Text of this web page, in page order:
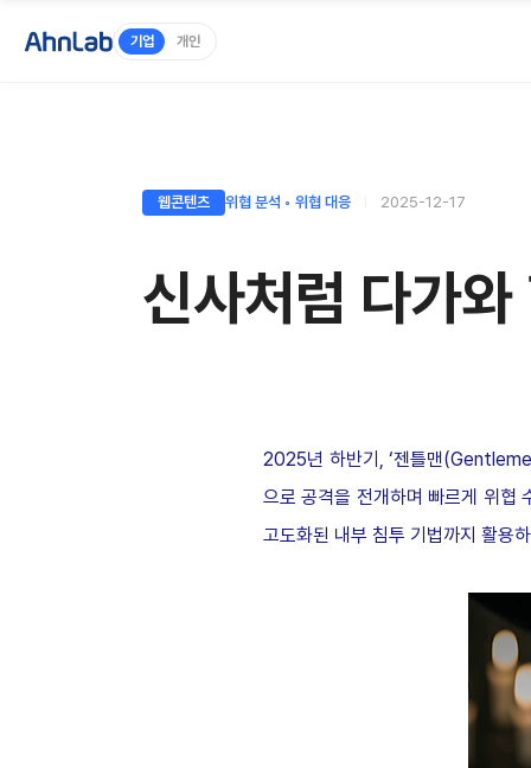
기업 개인
웹콘텐츠 위협 분석 ◦ 위협 대응 2025-12-17
신사처럼 다가
2025년 하반기, ‘젠틀맨
으로 공격을 전개하며 빠르게 위협
고도화된 내부 침투 기법까지 활용